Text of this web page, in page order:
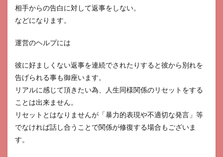
相手からの告白に対して返事をしない。
などになります。
運営のヘルプには
彼に好ましくない返事を連続でされたりすると彼から別れを
告げられる事も御座います。
リアルに感じて頂きたい為、人生同様関係のリセットをする
ことは出来ません。
リセットとはなりませんが「暴力的表現や不適切な発言」等
でなければ話し合うことで関係が修復する場合もございま
す。